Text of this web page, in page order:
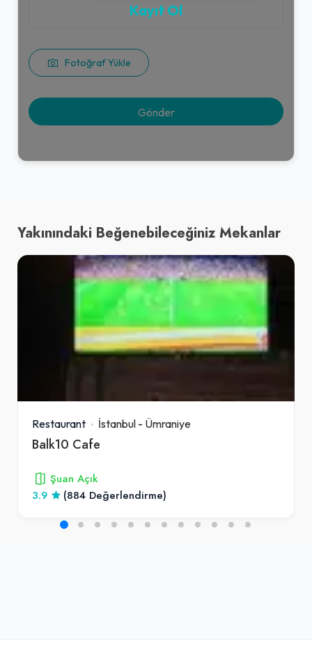
Fotoğraf Yükle
Kayıt Ol
Yakınındaki Beğenebileceğiniz Mekanlar
Restaurant İstanbul - Ümraniye
Balk10 Cafe
Şuan Açık
3.9
(884 Değerlendirme)